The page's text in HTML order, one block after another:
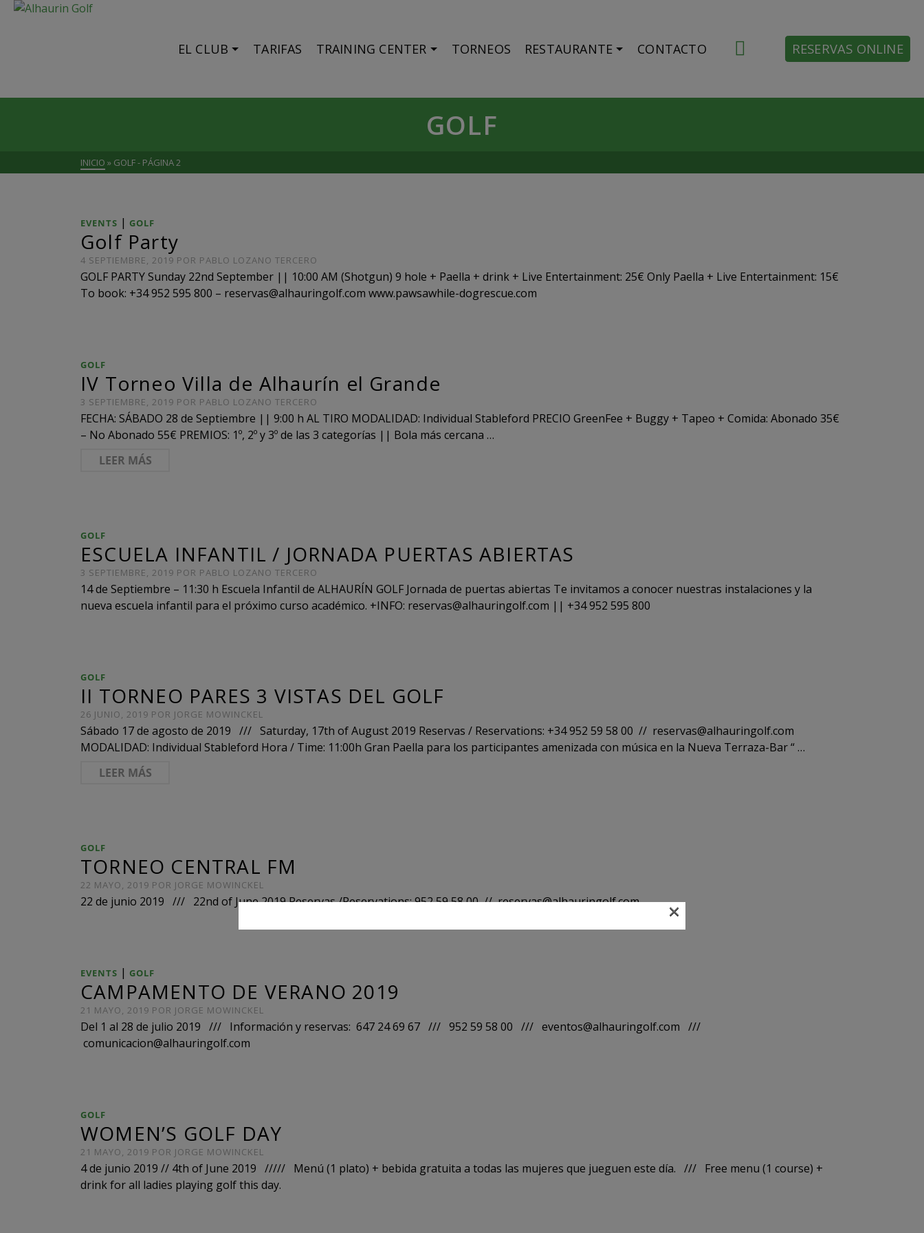
EL CLUB TARIFAS TRAINING CENTER TORNEOS RESTAURANTE CONTACTO RESERVAS ONLINE
GOLF
INICIO » GOLF- PÁGINA 2
EVENTS | GOLF
Golf Party
4 SEPTIEMBRE, 2019 POR PABLO LOZANO TERCERO
GOLF PARTY Sunday 22nd September || 10:00 AM (Shotgun) 9 hole + Paella + drink + Live Entertainment: 25€ Only Paella + Live Entertainment: 15€
To book: +34 952 595 800 – reservas@alhauringolf.com www.pawsawhile-dogrescue.com
GOLF
IV Torneo Villa de Alhaurín el Grande
3 SEPTIEMBRE, 2019 POR PABLO LOZANO TERCERO
FECHA: SÁBADO 28 de Septiembre || 9:00 h AL TIRO MODALIDAD: Individual Stableford PRECIO GreenFee + Buggy + Tapeo + Comida: Abonado 35€
– No Abonado 55€ PREMIOS: 1º, 2º y 3º de las 3 categorías || Bola más cercana …
LEER MÁS
GOLF
ESCUELA INFANTIL / JORNADA PUERTAS ABIERTAS
3 SEPTIEMBRE, 2019 POR PABLO LOZANO TERCERO
14 de Septiembre – 11:30 h Escuela Infantil de ALHAURÍN GOLF Jornada de puertas abiertas Te invitamos a conocer nuestras instalaciones y la
nueva escuela infantil para el próximo curso académico. +INFO: reservas@alhauringolf.com || +34 952 595 800
GOLF
II TORNEO PARES 3 VISTAS DEL GOLF
26 JUNIO, 2019 POR JORGE MOWINCKEL
Sábado 17 de agosto de 2019 /// Saturday, 17th of August 2019 Reservas / Reservations: +34 952 59 58 00 // reservas@alhauringolf.com
MODALIDAD: Individual Stableford Hora / Time: 11:00h Gran Paella para los participantes amenizada con música en la Nueva Terraza-Bar “ …
LEER MÁS
GOLF
TORNEO CENTRAL FM
22 MAYO, 2019 POR JORGE MOWINCKEL
22 de junio 2019 /// 22nd of June 2019 Reservas /Reservations: 952 59 58 00 // reservas@alhauringolf.com
EVENTS | GOLF
CAMPAMENTO DE VERANO 2019
21 MAYO, 2019 POR JORGE MOWINCKEL
Del 1 al 28 de julio 2019 /// Información y reservas: 647 24 69 67 /// 952 59 58 00 /// eventos@alhauringolf.com ///
comunicacion@alhauringolf.com
GOLF
WOMEN’S GOLF DAY
21 MAYO, 2019 POR JORGE MOWINCKEL
4 de junio 2019 // 4th of June 2019 ///// Menú (1 plato) + bebida gratuita a todas las mujeres que jueguen este día. /// Free menu (1 course) +
drink for all ladies playing golf this day.
×